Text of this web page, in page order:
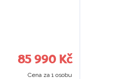
85 990 Kč
Cena za 1 osobu